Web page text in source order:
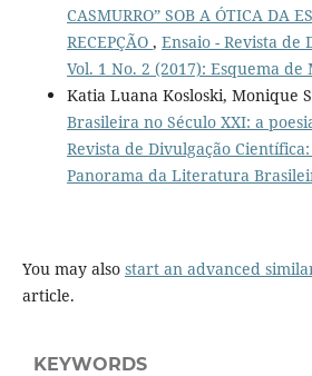
CASMURRO” SOB A ÓTICA DA
RECEPÇÃO , Ensaio - Revista de
Vol. 1 No. 2 (2017): Esquema de
Katia Luana Kosloski, Monique
Brasileira no Século XXI: a
Revista de Divulgação
Panorama da Literatura
You may also start an advanced
article.
KEYWORDS